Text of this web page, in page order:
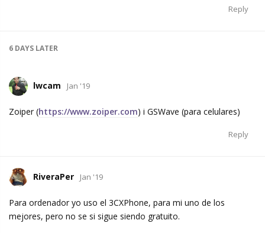
Reply
6 DAYS LATER
lwcam Jan '19
Zoiper (https://www.zoiper.com) i GSWave (para celulares)
Reply
RiveraPer Jan '19
Para ordenador yo uso el 3CXPhone, para mi uno de los
mejores, pero no se si sigue siendo gratuito.